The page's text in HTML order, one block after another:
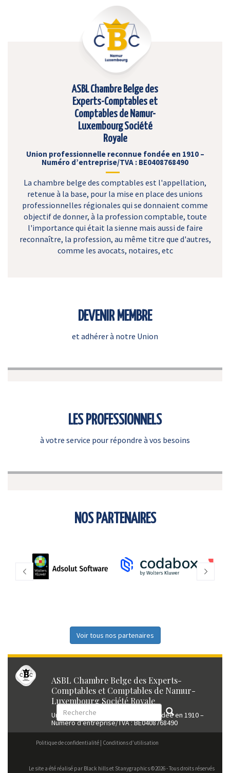
ASBL Chambre Belge des
Experts-Comptables et
Comptables de Namur-
Luxembourg Société
Royale
Union professionnelle reconnue fondée en 1910 –
Numéro d’entreprise/TVA : BE0408768490
La chambre belge des comptables est l'appellation,
retenue à la base, pour la mise en place des unions
professionnelles régionales qui se donnaient comme
objectif de donner, à la profession comptable, toute
l'importance qui était la sienne mais aussi de faire
reconnaître, la profession, au même titre que d'autres,
comme les avocats, notaires, etc
DEVENIR MEMBRE
et adhérer à notre Union
LES PROFESSIONNELS
à votre service pour répondre à vos besoins
NOS PARTENAIRES
Voir tous nos partenaires
ASBL Chambre Belge des Experts-
Comptables et Comptables de Namur-
Luxembourg Société Royale
Union professionnelle reconnue fondée en 1910 –
Numéro d’entreprise/TVA : BE0408768490
Politique de confidentialité Conditions d’utilisation
Le site a été réalisé par Black hillset Stanygraphics ©2026 - Tous droits réservés